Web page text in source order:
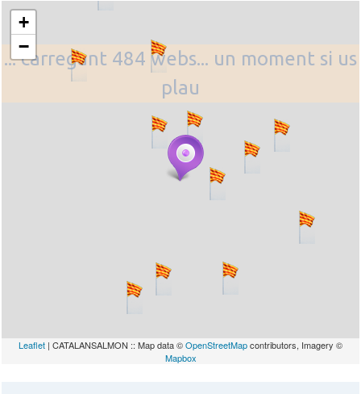
... carregant 484 webs... un moment si us
plau
+
−
Leaflet | CATALANSALMON :: Map data ©OpenStreetMapcontributors, Imagery ©
Mapbox